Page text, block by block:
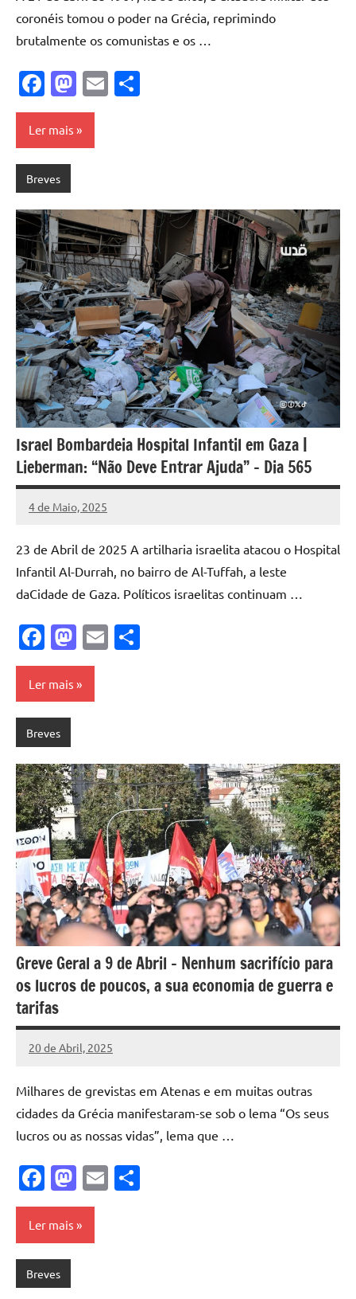
coronéis tomou o poder na Grécia, reprimindo
brutalmente os comunistas e os …
Facebook
Mastodon
Email
Ler mais
Breves
Israel Bombardeia Hospital Infantil em Gaza |
Lieberman: “Não Deve Entrar Ajuda” – Dia 565
4 de Maio, 2025
Pedro
23 de Abril de 2025 A artilharia israelita atacou o Hospital
Infantil Al-Durrah, no bairro de Al-Tuffah, a leste
daCidade de Gaza. Políticos israelitas continuam …
Facebook
Mastodon
Email
Ler mais
Breves
Greve Geral a 9 de Abril – Nenhum sacrifício para
os lucros de poucos, a sua economia de guerra e
tarifas
20 de Abril, 2025
Pedro
Milhares de grevistas em Atenas e em muitas outras
cidades da Grécia manifestaram-se sob o lema “Os seus
lucros ou as nossas vidas”, lema que …
Facebook
Mastodon
Email
Ler mais
Breves